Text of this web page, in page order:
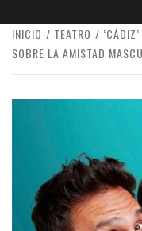
INICIO TEATRO
SOBRE LA AMISTAD